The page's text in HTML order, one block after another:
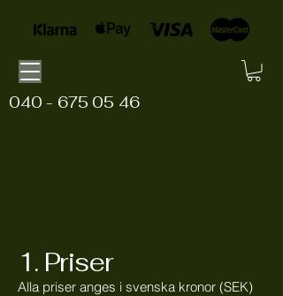
040 - 675 05 46
1. Priser
Alla priser anges i svenska kronor (SEK)